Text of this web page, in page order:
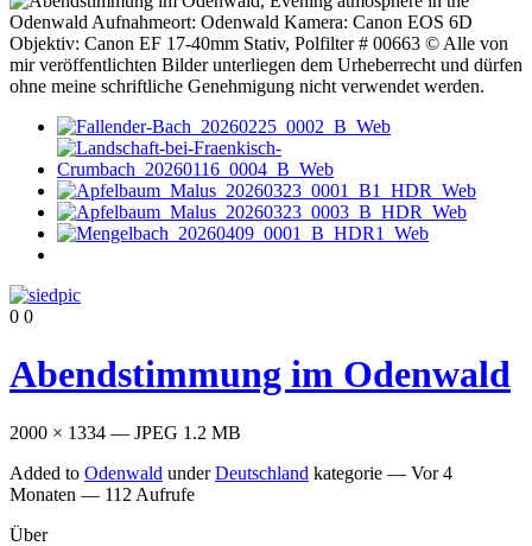
0 0
Abendstimmung im Odenwald
2000 × 1334 — JPEG 1.2 MB
Added to Odenwald underDeutschland kategorie — Vor 4
Monaten — 112 Aufrufe
Über